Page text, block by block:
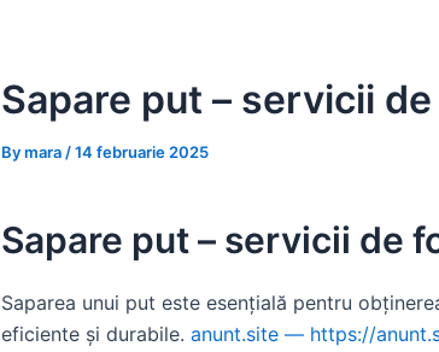
Sapare put – servicii
Bymara /14 februarie 2025
Sapare put – servicii de
Saparea unui put este esențială pentru
eficiente și durabile. anunt.site — https://